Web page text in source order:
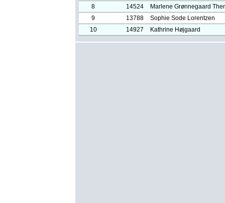
8
14524
Marlene Grønnegaard
9
13788
Sophie Sode Lorentzen
10
14927 Kathrine Højgaard